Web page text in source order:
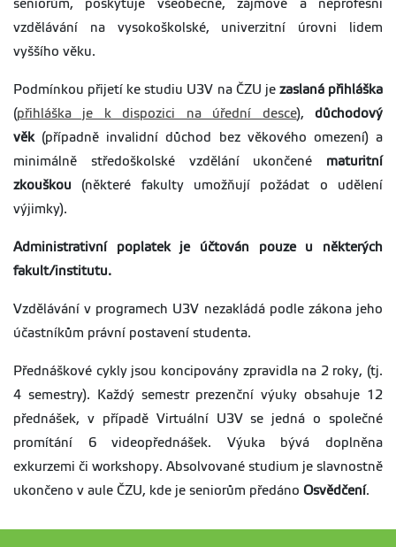
seniorům, poskytuje všeobecné, zájmové a neprofesní
vzdělávání na vysokoškolské, univerzitní úrovni lidem
vyššího věku.
Podmínkou přijetí ke studiu U3V na ČZU je zaslaná přihláška
(přihláška je k dispozici na úřední desce),důchodový
věk(případně invalidní důchod bez věkového omezení) a
minimálně středoškolské vzdělání ukončené maturitní
zkouškou (některé fakulty umožňují požádat o udělení
výjimky).
Administrativní poplatek je účtován pouze u některých
fakult/institutu.
Vzdělávání v programech U3V nezakládá podle zákona jeho
účastníkům právní postavení studenta.
Přednáškové cykly jsou koncipovány zpravidla na 2 roky, (tj.
4 semestry). Každý semestr prezenční výuky obsahuje 12
přednášek, v případě Virtuální U3V se jedná o společné
promítání 6 videopřednášek. Výuka bývá doplněna
exkurzemi či workshopy. Absolvované studium je slavnostně
ukončeno v aule ČZU, kde je seniorům předáno Osvědčení.